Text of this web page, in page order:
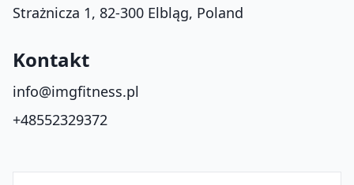
Strażnicza 1, 82-300 Elbląg, Poland
Kontakt
info@imgfitness.pl
+48552329372